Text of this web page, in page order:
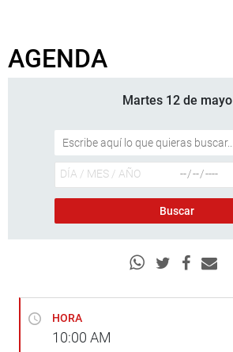
AGENDA
Martes 12 de mayo
HORA
10:00 AM